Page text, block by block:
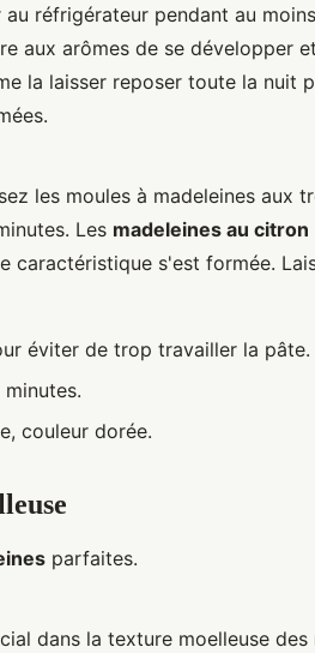
réfrigérateur pendant au
aux arômes de se développer
la laisser reposer toute la nuit
les moules à madeleines aux
Les madeleines au citron
caractéristique s'est formée.
éviter de trop travailler la pâte.
minutes.
couleur dorée.
parfaites.
dans la texture moelleuse des